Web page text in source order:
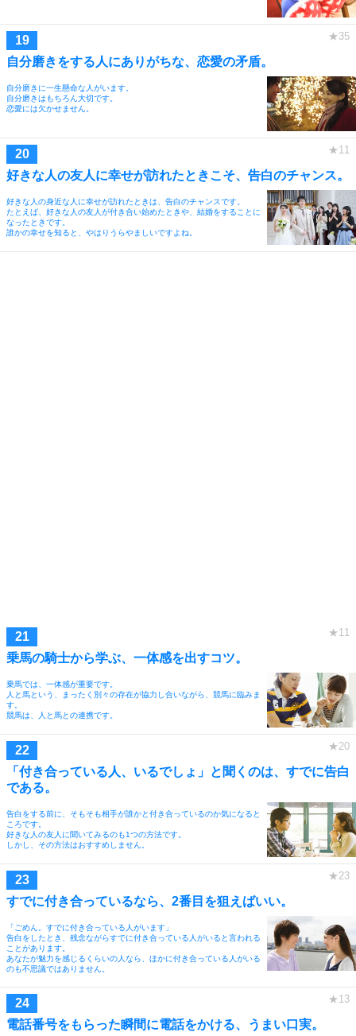
自分磨きをする人にありがちな、恋愛の矛盾。
自分磨きに一生懸命な人がいます。
自分磨きはもちろん大切です。
恋愛には欠かせません。
好きな人の友人に幸せが訪れたときこそ、告白のチャンス。
好きな人の身近な人に幸せが訪れたときは、告白のチャンスです。
たとえば、好きな人の友人が付き合い始めたときや、結婚をすることに
なったときです。
誰かの幸せを知ると、やはりうらやましいですよね。
乗馬の騎士から学ぶ、一体感を出すコツ。
乗馬では、一体感が重要です。
人と馬という、まったく別々の存在が協力し合いながら、競馬に臨みま
す。
競馬は、人と馬との連携です。
「付き合っている人、いるでしょ」と聞くのは、すでに告白
である。
告白をする前に、そもそも相手が誰かと付き合っているのか気になると
ころです。
好きな人の友人に聞いてみるのも1つの方法です。
しかし、その方法はおすすめしません。
すでに付き合っているなら、2番目を狙えばいい。
「ごめん。すでに付き合っている人がいます」
告白をしたとき、残念ながらすでに付き合っている人がいると言われる
ことがあります。
あなたが魅力を感じるくらいの人なら、ほかに付き合っている人がいる
のも不思議ではありません。
電話番号をもらった瞬間に電話をかける、うまい口実。